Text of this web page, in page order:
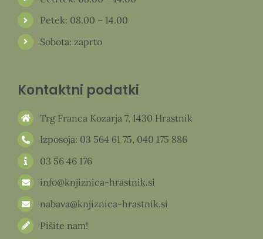
Petek: 08.00 – 14.00
Sobota: zaprto
Kontaktni podatki
Trg Franca Kozarja 7, 1430 Hrastnik
Izposoja: 03 564 61 75, 040 175 886
03 56 46 176
info@knjiznica-hrastnik.si
nabava@knjiznica-hrastnik.si
Pišite nam!